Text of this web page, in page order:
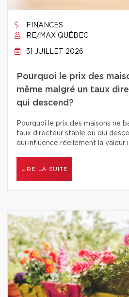
FINANCES
RE/MAX QUÉBEC
31 JUILLET 2026
Pourquoi le prix des
même malgré un taux
qui descend?
Pourquoi le prix des maisons ne
taux directeur stable ou qui
qui influence réellement la valeur
LIRE LA SUITE